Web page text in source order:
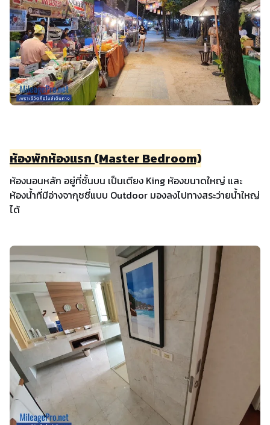
ห้องพักห้องแรก (Master Bedroom)
ห้องนอนหลัก อยู่ที่ชั้นบน เป็นเตียง King ห้องขนาดใหญ่ และ
ห้องน้ำที่มีอ่างจากุชชี่แบบ Outdoor มองลงไปทางสระว่ายน้ำใหญ่
ได้